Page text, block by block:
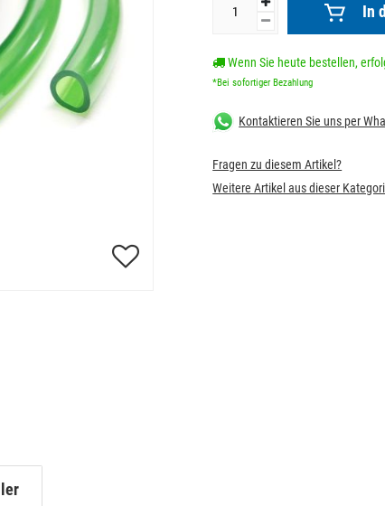
In
Wenn Sie heute bestellen,
*Bei sofortiger Bezahlung
Kontaktieren Sie uns per
Fragen zu diesem Artikel?
Weitere Artikel aus dieser